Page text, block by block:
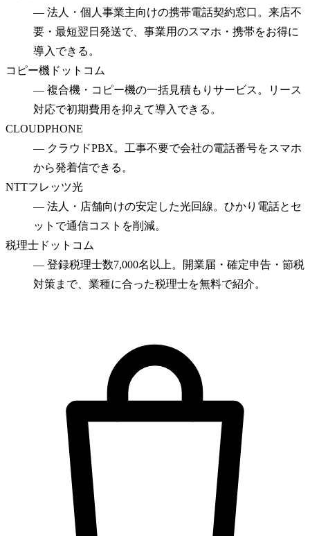
— 法人・個人事業主向けの携帯電話契約窓口。来店不
要・最短翌日発送で、事業用のスマホ・携帯をお得に
導入できる。
コピー機ドットコム
— 複合機・コピー機の一括見積もりサービス。リース
対応で初期費用を抑えて導入できる。
CLOUDPHONE
— クラウドPBX。工事不要で会社の電話番号をスマホ
から発着信できる。
NTTフレッツ光
— 法人・店舗向けの安定した光回線。ひかり電話とセ
ットで通信コストを削減。
税理士ドットコム
— 登録税理士数7,000名以上。開業届・確定申告・節税
対策まで、業種に合った税理士を無料で紹介。